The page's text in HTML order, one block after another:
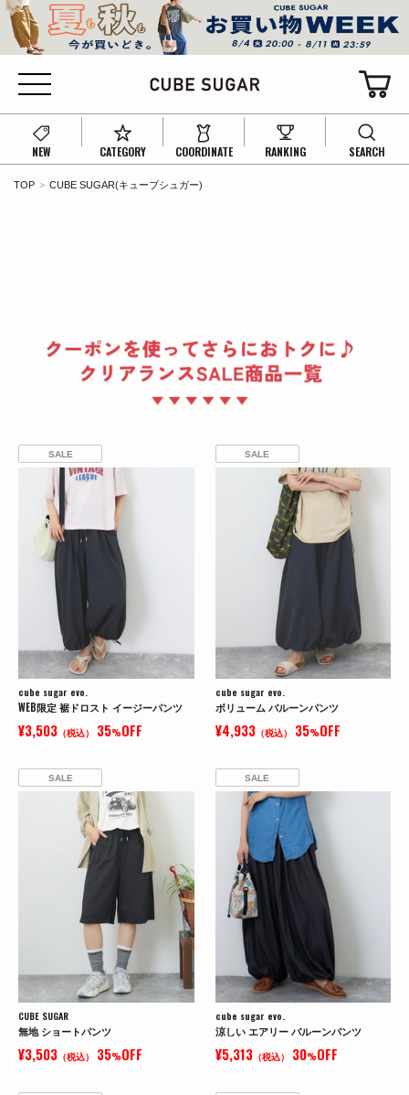
NEW CATEGORY COORDINATE RANKING SEARCH
TOP CUBE SUGAR(キューブシュガー)
SALE
cube sugar evo.
WEB限定 裾ドロスト イージーパンツ
¥3,503 （税込） 35%OFF
SALE
cube sugar evo.
ボリューム バルーンパンツ
¥4,933（税込） 35%OFF
SALE
CUBE SUGAR
無地 ショートパンツ
¥3,503 （税込） 35%OFF
SALE
cube sugar evo.
涼しい エアリー バルーンパンツ
¥5,313（税込） 30%OFF